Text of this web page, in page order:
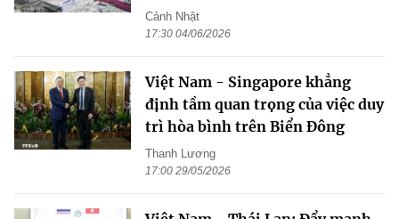
Cảnh Nhật
17:30 04/06/2026
Việt Nam - Singapore khẳng
định tầm quan trọng của việc duy
trì hòa bình trên Biển Đông
Thanh Lương
17:00 29/05/2026